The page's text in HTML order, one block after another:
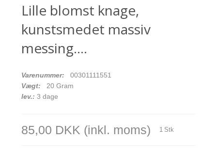
Lille blomst knage,
kunstsmedet massiv
messing....
Varenummer:
00301111551
Vægt:
20 Gram
lev.: 3 dage
85,00 DKK (inkl. moms) 1 Stk